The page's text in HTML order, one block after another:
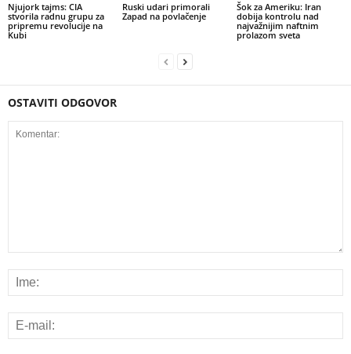
Njujork tajms: CIA
stvorila radnu grupu za
pripremu revolucije na
Kubi
Ruski udari primorali
Zapad na povlačenje
Šok za Ameriku: Iran
dobija kontrolu nad
najvažnijim naftnim
prolazom sveta
OSTAVITI ODGOVOR